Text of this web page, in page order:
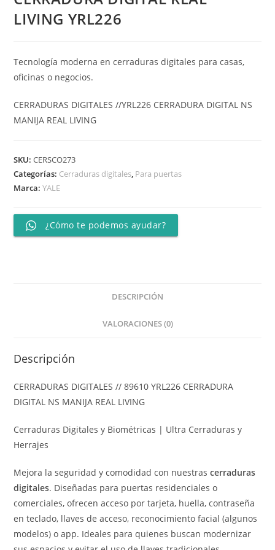
LIVING YRL226
Tecnología moderna en cerraduras digitales para casas,
oficinas o negocios.
CERRADURAS DIGITALES //YRL226 CERRADURA DIGITAL NS
MANIJA REAL LIVING
SKU:CERSCO273
Categorías: Cerraduras digitales, Para puertas
Marca:YALE
¿Cómo te podemos ayudar?
DESCRIPCIÓN
VALORACIONES (0)
Descripción
CERRADURAS DIGITALES // 89610 YRL226 CERRADURA
DIGITAL NS MANIJA REAL LIVING
Cerraduras Digitales y Biométricas | Ultra Cerraduras y
Herrajes
Mejora la seguridad y comodidad con nuestrascerraduras
digitales. Diseñadas para puertas residenciales o
comerciales, ofrecen acceso por tarjeta, huella, contraseña
en teclado, llaves de acceso, reconocimiento facial (algunos
modelos) o app. Ideales para quienes buscan modernizar